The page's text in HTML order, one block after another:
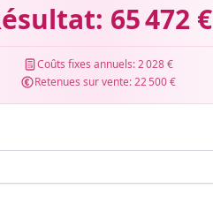
65 472 €
Coûts fixes annuels:2 028 €
Retenues sur vente:22 500 €